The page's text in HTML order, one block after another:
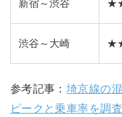
新宿～渋谷
渋谷～大崎
参考記事： 埼京線の
ピークと乗車率を調査